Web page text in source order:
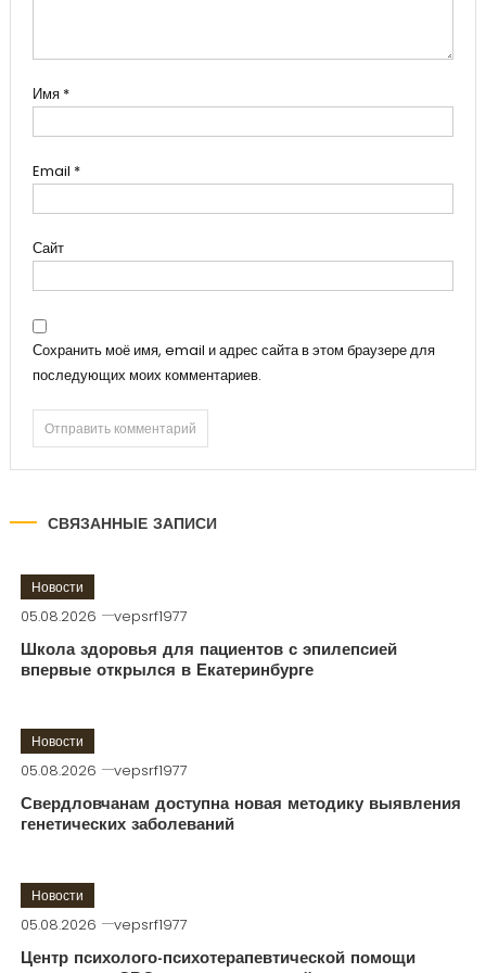
Имя *
Email *
Сайт
Сохранить моё имя, email и адрес сайта в этом браузере для
последующих моих комментариев.
СВЯЗАННЫЕ ЗАПИСИ
Новости
05.08.2026 vepsrf1977
Школа здоровья для пациентов с эпилепсией
впервые открылся в Екатеринбурге
Новости
05.08.2026 vepsrf1977
Свердловчанам доступна новая методику выявления
генетических заболеваний
Новости
05.08.2026 vepsrf1977
Центр психолого-психотерапевтической помощи